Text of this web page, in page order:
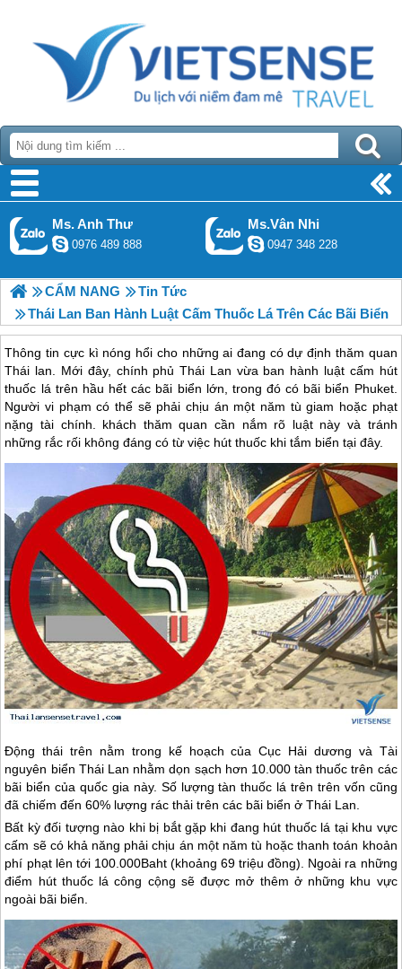
Ms. Anh Thư
0976 489 888
Ms.Vân Nhi
0947 348 228
CẨM NANG
Tin Tức
Thái Lan Ban Hành Luật Cấm Thuốc Lá Trên Các Bãi Biển
Thông tin cực kì nóng hổi cho những ai đang có dự định thăm quan
Thái lan. Mới đây, chính phủ Thái Lan vừa ban hành luật cấm hút
thuốc lá trên hầu hết các bãi biển lớn, trong đó có bãi biển Phuket.
Người vi phạm có thể sẽ phải chịu án một năm tù giam hoặc phạt
nặng tài chính. khách thăm quan cần nắm rõ luật này và tránh
những rắc rối không đáng có từ việc hút thuốc khi tắm biển tại đây.
Động thái trên nằm trong kế hoạch của Cục Hải dương và Tài
nguyên biển Thái Lan nhằm dọn sạch hơn 10.000 tàn thuốc trên các
bãi biển của quốc gia này. Số lượng tàn thuốc lá trên trên vốn cũng
đã chiếm đến 60% lượng rác thải trên các bãi biển ởThái Lan
Bất kỳ đối tượng nào khi bị bắt gặp khi đang hút thuốc lá tại khu vực
cấm sẽ có khả năng phải chịu án một năm tù hoặc thanh toán khoản
phí phạt lên tới 100.000Baht (khoảng 69 triệu đồng). Ngoài ra những
điểm hút thuốc lá công cộng sẽ được mở thêm ở những khu vực
ngoài bãi biển.